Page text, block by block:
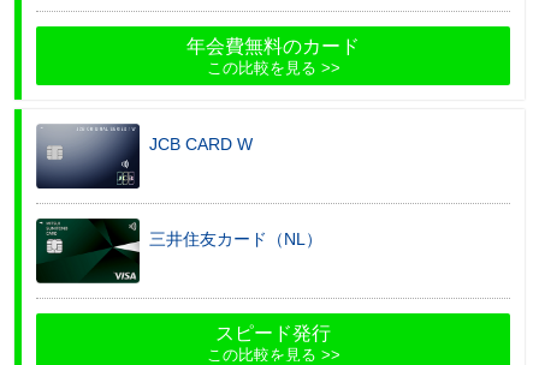
年会費無料のカード
この比較を見る
JCB CARD W
三井住友カード（NL）
スピード発行
この比較を見る